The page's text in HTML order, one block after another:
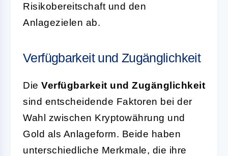
Risikobereitschaft und den
Anlagezielen ab.
Verfügbarkeit und Zugänglichkeit
Die Verfügbarkeit und Zugänglichkeit
sind entscheidende Faktoren bei der
Wahl zwischen Kryptowährung und
Gold als Anlageform. Beide haben
unterschiedliche Merkmale, die ihre